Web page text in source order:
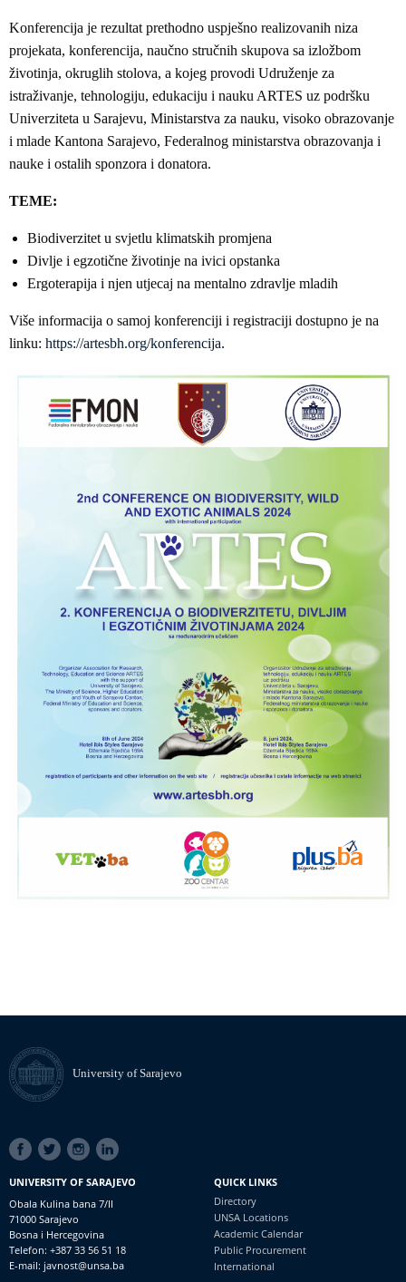
Konferencija je rezultat prethodno uspješno realizovanih niza
projekata, konferencija, naučno stručnih skupova sa izložbom
životinja, okruglih stolova, a kojeg provodi Udruženje za
istraživanje, tehnologiju, edukaciju i nauku ARTES uz podršku
Univerziteta u Sarajevu, Ministarstva za nauku, visoko obrazovanje
i mlade Kantona Sarajevo, Federalnog ministarstva obrazovanja i
nauke i ostalih sponzora i donatora.
TEME:
Biodiverzitet u svjetlu klimatskih promjena
Divlje i egzotične životinje na ivici opstanka
Ergoterapija i njen utjecaj na mentalno zdravlje mladih
Više informacija o samoj konferenciji i registraciji dostupno je na
linku: https://artesbh.org/konferencija.
University of Sarajevo
SOCIAL
LINKS
UNIVERSITY OF SARAJEVO
Obala Kulina bana 7/II
71000 Sarajevo
Bosna i Hercegovina
Telefon: +387 33 56 51 18
E-mail: javnost@unsa.ba
QUICK LINKS
Directory
UNSA Locations
Academic Calendar
Public Procurement
International